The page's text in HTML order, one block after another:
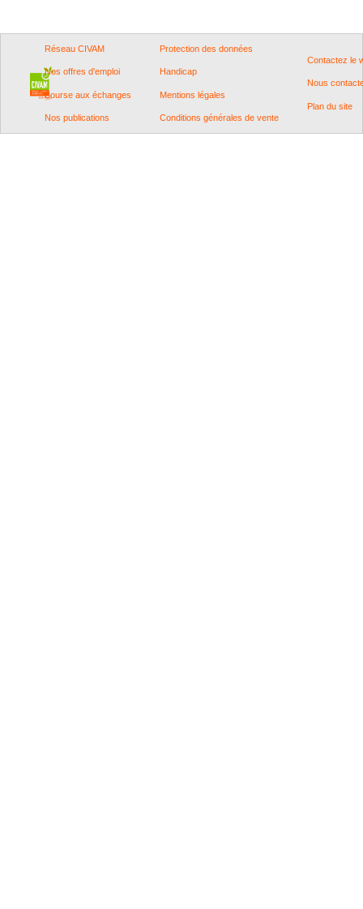
Réseau CIVAM
Nos offres d'emploi
Bourse aux échanges
Nos publications
Protection des données
Handicap
Mentions légales
Conditions générales de vente
Contactez le
Nous
Plan du site